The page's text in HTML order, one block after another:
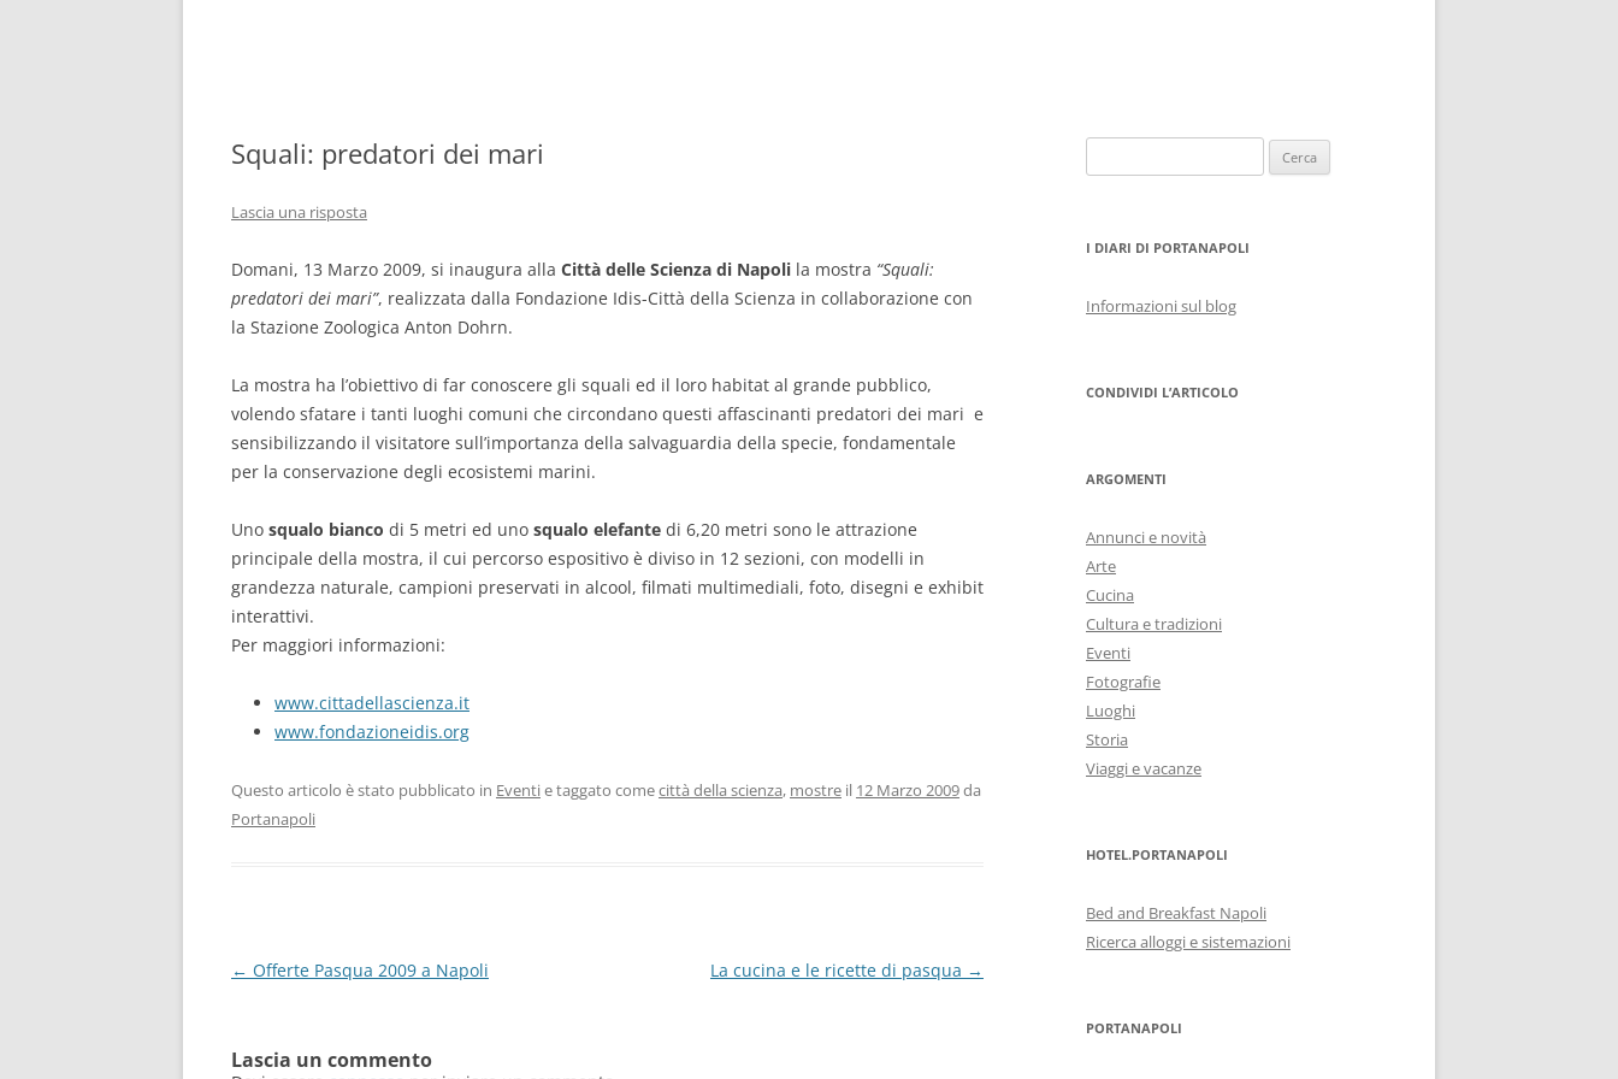
Squali: predatori dei mari
Lascia una risposta
Domani, 13 Marzo 2009, si inaugura alla Città delle Scienza di Napoli la mostra “Squali:
predatori dei mari”, realizzata dalla Fondazione Idis-Città della Scienza in collaborazione con
la Stazione Zoologica Anton Dohrn.
La mostra ha l’obiettivo di far conoscere gli squali ed il loro habitat al grande pubblico,
volendo sfatare i tanti luoghi comuni che circondano questi affascinanti predatori dei mari e
sensibilizzando il visitatore sull’importanza della salvaguardia della specie, fondamentale
per la conservazione degli ecosistemi marini.
Uno squalo bianco di 5 metri ed uno squalo elefante di 6,20 metri sono le attrazione
principale della mostra, il cui percorso espositivo è diviso in 12 sezioni, con modelli in
grandezza naturale, campioni preservati in alcool, filmati multimediali, foto, disegni e exhibit
interattivi.
Per maggiori informazioni:
www.cittadellascienza.it
www.fondazioneidis.org
Questo articolo è stato pubblicato in Eventie taggato comecittà della scienza, mostre il 12 Marzo 2009da
Portanapoli
Navigazione
← Offerte Pasqua 2009 a Napoli La cucina e le ricette di pasqua →
Lascia un commento
per:
I DIARI DI PORTANAPOLI
Informazioni sul blog
CONDIVIDI L’ARTICOLO
ARGOMENTI
Annunci e novità
Arte
Cucina
Cultura e tradizioni
Eventi
Fotografie
Luoghi
Storia
Viaggi e vacanze
HOTEL.PORTANAPOLI
Bed and Breakfast Napoli
Ricerca alloggi e sistemazioni
PORTANAPOLI